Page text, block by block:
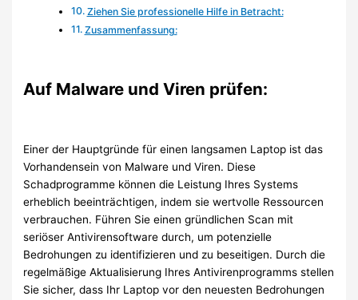
Ziehen Sie professionelle Hilfe in Betracht:
Zusammenfassung:
Auf Malware und Viren prüfen:
Einer der Hauptgründe für einen langsamen Laptop ist das
Vorhandensein von Malware und Viren. Diese
Schadprogramme können die Leistung Ihres Systems
erheblich beeinträchtigen, indem sie wertvolle Ressourcen
verbrauchen. Führen Sie einen gründlichen Scan mit
seriöser Antivirensoftware durch, um potenzielle
Bedrohungen zu identifizieren und zu beseitigen. Durch die
regelmäßige Aktualisierung Ihres Antivirenprogramms stellen
Sie sicher, dass Ihr Laptop vor den neuesten Bedrohungen